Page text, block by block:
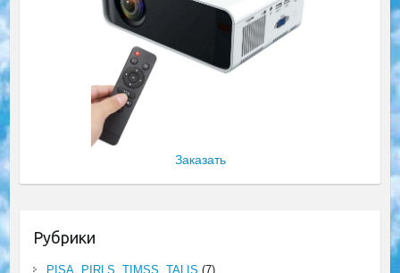
Заказать
Рубрики
PISA, PIRLS, TIMSS, TALIS (7)